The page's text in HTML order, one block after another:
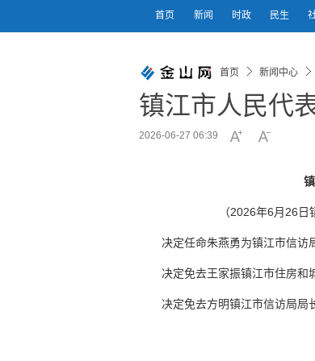
首页 新闻 时政 民生
首页 新闻中心
镇江市人民代
2026-06-27 06:39
（2026年6月26
决定任命朱燕勇为镇江市信访
决定免去王家振镇江市住房和
决定免去方明镇江市信访局局